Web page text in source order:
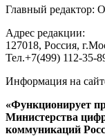
Главный редактор:
Адрес редакции:
127018, Россия,
Тел.+7(499) 112-35-
Информация на
«Функционирует
Министерства
коммуникаций